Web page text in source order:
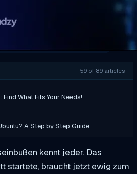
59 of 89 articles
What Fits Your Needs!
A Step by Step Guide
kennt jeder. Das
startete, braucht jetzt ewig zum